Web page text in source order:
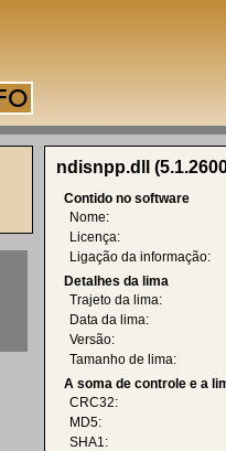
ndisnpp.dll
Contido no software
Nome:
Licença:
Ligação da informação:
Detalhes da lima
Trajeto da lima:
Data da lima:
Versão:
Tamanho de lima:
A soma de controle e a
CRC32:
MD5:
SHA1: